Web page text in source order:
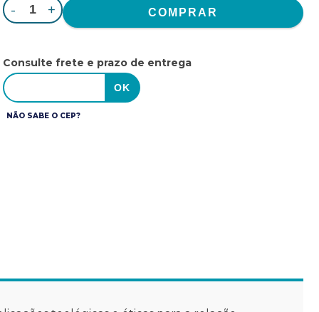
- +
Consulte frete e prazo de entrega
NÃO SABE O CEP?